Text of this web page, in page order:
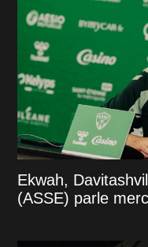
Ekwah,
(ASSE) parle